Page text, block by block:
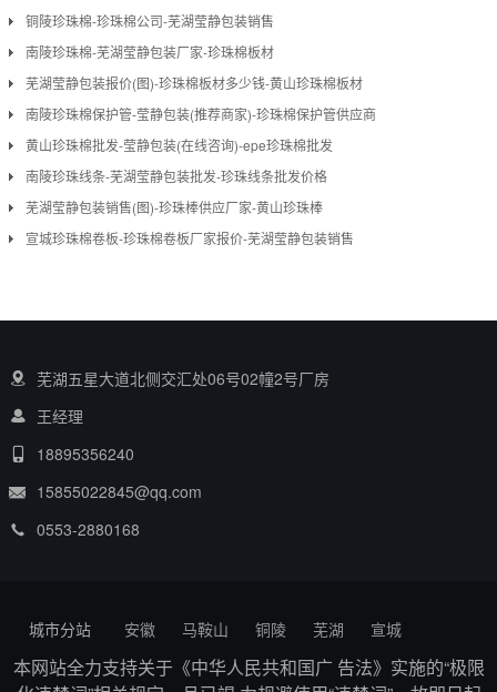
铜陵珍珠棉-珍珠棉公司-芜湖莹静包装销售
南陵珍珠棉-芜湖莹静包装厂家-珍珠棉板材
芜湖莹静包装报价(图)-珍珠棉板材多少钱-黄山珍珠棉板材
南陵珍珠棉保护管-莹静包装(推荐商家)-珍珠棉保护管供应商
黄山珍珠棉批发-莹静包装(在线咨询)-epe珍珠棉批发
南陵珍珠线条-芜湖莹静包装批发-珍珠线条批发价格
芜湖莹静包装销售(图)-珍珠棒供应厂家-黄山珍珠棒
宣城珍珠棉卷板-珍珠棉卷板厂家报价-芜湖莹静包装销售
芜湖五星大道北侧交汇处06号02幢2号厂房
王经理
18895356240
15855022845@qq.com
0553-2880168
城市分站 安徽 马鞍山 铜陵 芜湖 宣城
本网站全力支持关于《中华人民共和国广 告法》实施的“极限